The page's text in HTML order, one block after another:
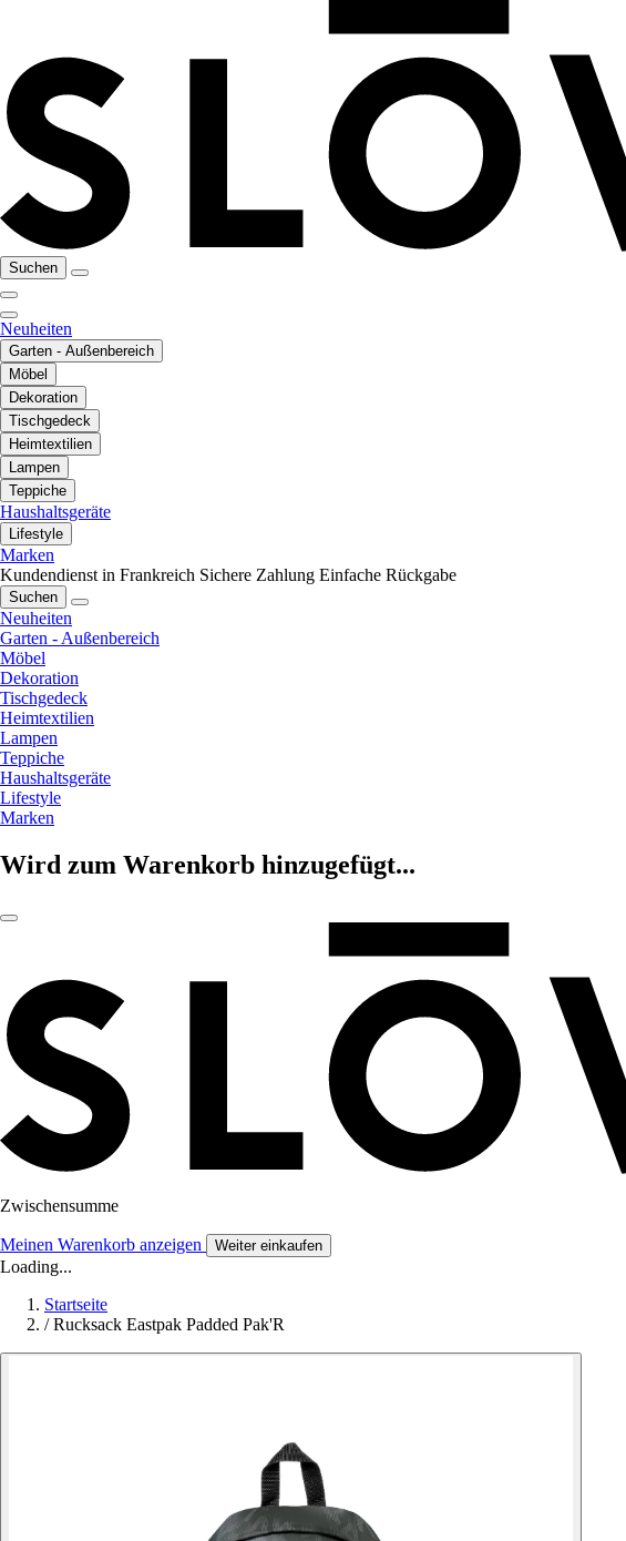
Suchen
Neuheiten
Garten - Außenbereich
Möbel
Dekoration
Tischgedeck
Heimtextilien
Lampen
Teppiche
Haushaltsgeräte
Lifestyle
Marken
Kundendienst in Frankreich Sichere Zahlung Einfache Rückgabe
Suchen
Neuheiten
Garten - Außenbereich
Möbel
Dekoration
Tischgedeck
Heimtextilien
Lampen
Teppiche
Haushaltsgeräte
Lifestyle
Marken
Wird zum Warenkorb hinzugefügt...
Zwischensumme
Meinen Warenkorb anzeigen Weiter einkaufen
Loading...
Startseite
/ Rucksack Eastpak Padded Pak'R